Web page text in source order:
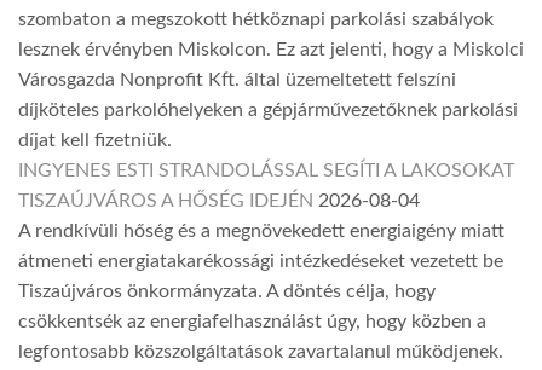
szombaton a megszokott hétköznapi parkolási szabályok
lesznek érvényben Miskolcon. Ez azt jelenti, hogy a Miskolci
Városgazda Nonprofit Kft. által üzemeltetett felszíni
díjköteles parkolóhelyeken a gépjárművezetőknek parkolási
díjat kell fizetniük.
INGYENES ESTI STRANDOLÁSSAL SEGÍTI A LAKOSOKAT
TISZAÚJVÁROS A HŐSÉG IDEJÉN 2026-08-04
A rendkívüli hőség és a megnövekedett energiaigény miatt
átmeneti energiatakarékossági intézkedéseket vezetett be
Tiszaújváros önkormányzata. A döntés célja, hogy
csökkentsék az energiafelhasználást úgy, hogy közben a
legfontosabb közszolgáltatások zavartalanul működjenek.